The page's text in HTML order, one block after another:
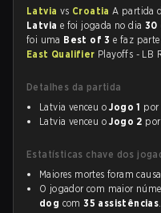
Latvia vs CroatiaA partida
Latvia e foi jogada no dia 30
foi uma Best of 3e faz
East Qualifier Playoffs - LB
Detalhes da partida
Latvia venceu oJogo 1 por
Latvia venceu oJogo 2 por
Estatísticas chave dos
Maiores mortes foram
O jogador com maior
dog com35 assistências.